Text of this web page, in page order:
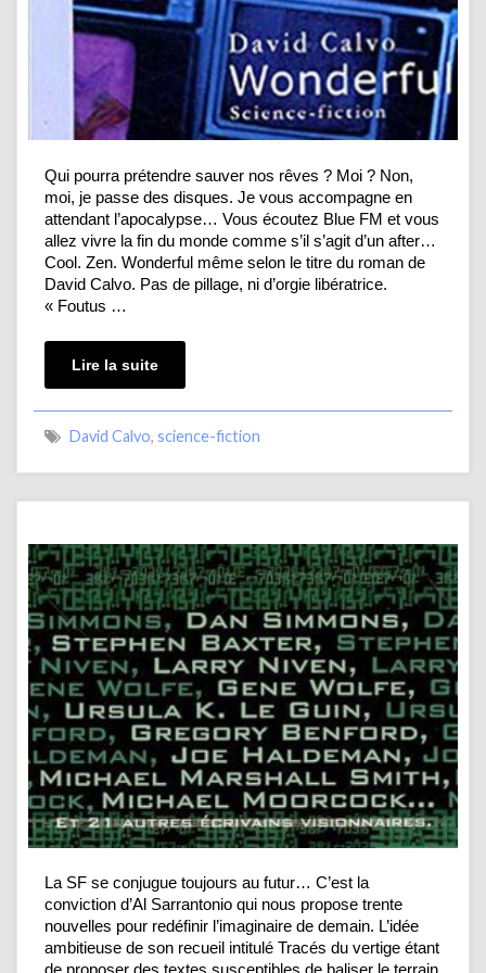
Qui pourra prétendre sauver nos rêves ? Moi ? Non,
moi, je passe des disques. Je vous accompagne en
attendant l’apocalypse… Vous écoutez Blue FM et vous
allez vivre la fin du monde comme s’il s’agit d’un after…
Cool. Zen. Wonderful même selon le titre du roman de
David Calvo. Pas de pillage, ni d’orgie libératrice.
« Foutus …
Lire la suite
David Calvo, science-fiction
La SF se conjugue toujours au futur… C’est la
conviction d’Al Sarrantonio qui nous propose trente
nouvelles pour redéfinir l’imaginaire de demain. L’idée
ambitieuse de son recueil intitulé Tracés du vertige étant